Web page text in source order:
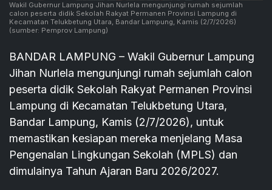
Wakil Gubernur Lampung Jihan Nurlela mengunjungi rumah sejumlah
calon peserta didik Sekolah Rakyat Permanen Provinsi Lampung di
Kecamatan Telukbetung Utara, Bandar Lampung, Kamis (2/7/2026)
(sumber: Pemprov Lampung)
BANDAR LAMPUNG – Wakil Gubernur Lampung
Jihan Nurlela mengunjungi rumah sejumlah calon
peserta didik Sekolah Rakyat Permanen Provinsi
Lampung di Kecamatan Telukbetung Utara,
Bandar Lampung, Kamis (2/7/2026), untuk
memastikan kesiapan mereka menjelang Masa
Pengenalan Lingkungan Sekolah (MPLS) dan
dimulainya Tahun Ajaran Baru 2026/2027.